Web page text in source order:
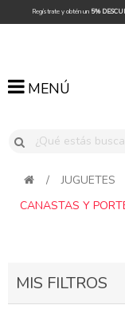
Regístrate y obtén un 5%
MENÚ
MENÚ
/ JUGUETES
CANASTAS Y
MIS FILTROS